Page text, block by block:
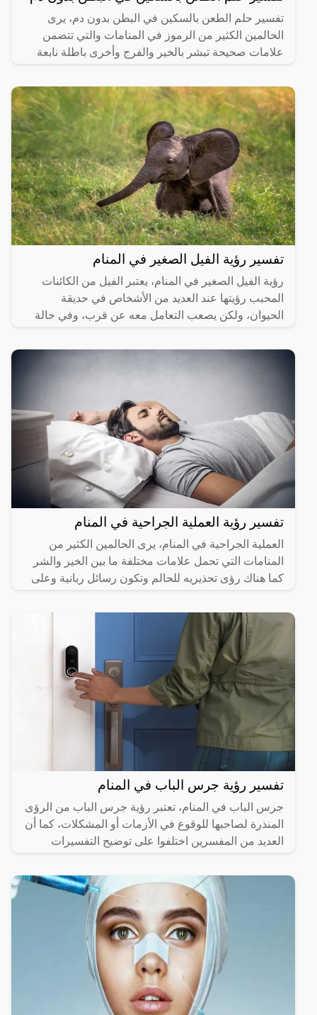
تفسير حلم الطعن بالسكين في البطن بدون دم، يرى
الحالمين الكثير من الرموز في المنامات والتي تتضمن
علامات صحيحة تبشر بالخير والفرج وأخرى باطلة نابعة
تفسير رؤية الفيل الصغير في المنام
رؤية الفيل الصغير في المنام، يعتبر الفيل من الكائنات
المحبب رؤيتها عند العديد من الأشخاص في حديقة
الحيوان، ولكن يصعب التعامل معه عن قرب، وفي حالة
تفسير رؤية العملية الجراحية في المنام
العملية الجراحية في المنام، يرى الحالمين الكثير من
المنامات التي تحمل علامات مختلفة ما بين الخير والشر
كما هناك رؤى تحذيريه للحالم وتكون رسائل ربانية وعلى
تفسير رؤية جرس الباب في المنام
جرس الباب في المنام، تعتبر رؤية جرس الباب من الرؤى
المنذرة لصاحبها للوقوع في الأزمات أو المشكلات، كما أن
العديد من المفسرين اختلفوا على توضيح التفسيرات